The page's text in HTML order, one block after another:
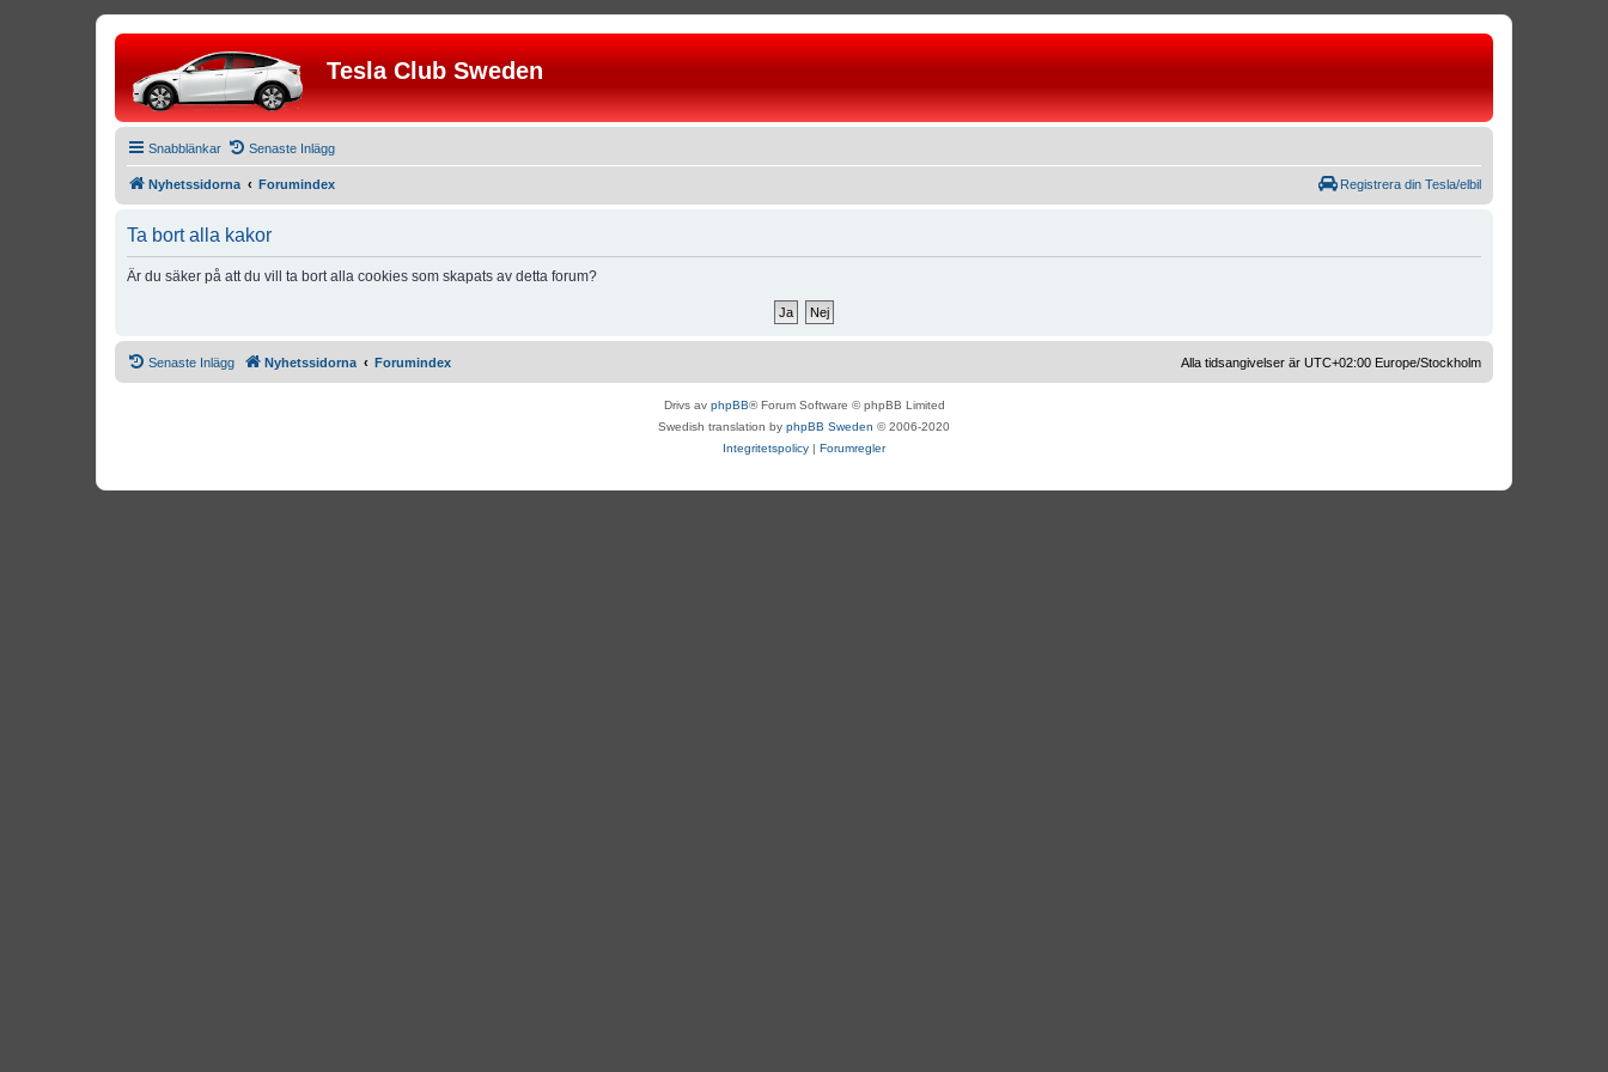
Tesla Club Sweden
Snabblänkar Senaste Inlägg
Nyhetssidorna Forumindex Registrera din Tesla/elbil
Ta bort alla kakor
Är du säker på att du vill ta bort alla cookies som skapats av detta forum?
Senaste Inlägg Nyhetssidorna Forumindex Alla tidsangivelser är UTC+02:00 Europe/Stockholm
Drivs av phpBB® Forum Software © phpBB Limited
Swedish translation by phpBB Sweden © 2006-2020
Integritetspolicy | Forumregler